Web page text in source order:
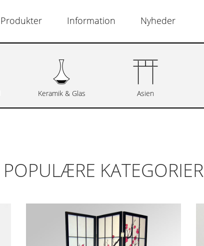
Produkter Information Nyheder
Keramik & Glas Asien
POPULÆRE KATEGORIER